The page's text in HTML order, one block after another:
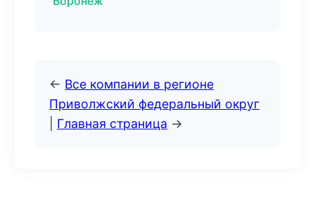
← Все компании в регионе
Приволжский федеральный округ
Главная страница →